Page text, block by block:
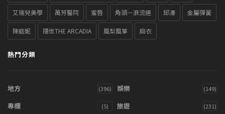
艾瑞兒美學 萬芳醫院 蜜唇 角頭－浪流連 邱澤 金屬彈簧
陳庭妮 隱世THE ARCADIA 風梨風箏 麻衣
熱門分類
地方 (396) 娛樂 (149)
專欄 (5) 旅遊 (231)